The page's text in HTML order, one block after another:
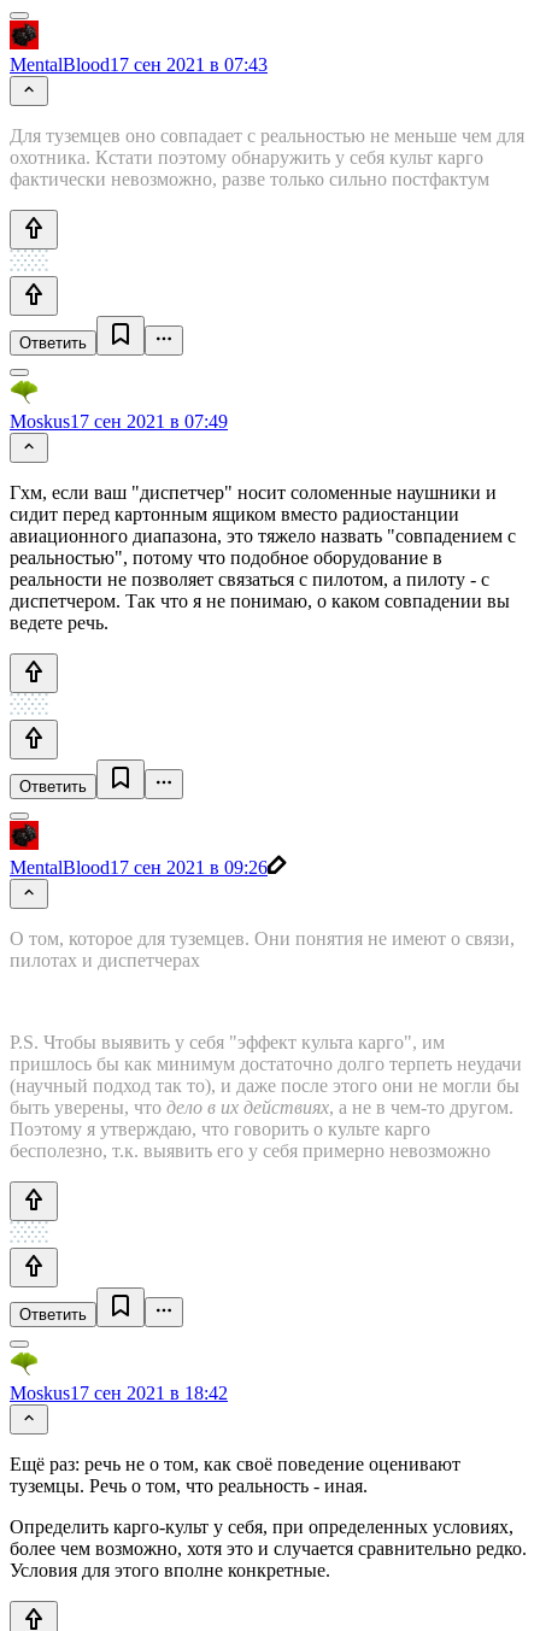
MentalBlood17 сен 2021 в 07:43
Для туземцев оно совпадает с реальностью не меньше чем для
охотника. Кстати поэтому обнаружить у себя культ карго
фактически невозможно, разве только сильно постфактум
Ответить
Moskus17 сен 2021 в 07:49
Гхм, если ваш "диспетчер" носит соломенные наушники и
сидит перед картонным ящиком вместо радиостанции
авиационного диапазона, это тяжело назвать "совпадением с
реальностью", потому что подобное оборудование в
реальности не позволяет связаться с пилотом, а пилоту - с
диспетчером. Так что я не понимаю, о каком совпадении вы
ведете речь.
Ответить
MentalBlood17 сен 2021 в 09:26
О том, которое для туземцев. Они понятия не имеют о связи,
пилотах и диспетчерах
P.S. Чтобы выявить у себя "эффект культа карго", им
пришлось бы как минимум достаточно долго терпеть неудачи
(научный подход так то), и даже после этого они не могли бы
быть уверены, что дело в их действиях, а не в чем-то другом.
Поэтому я утверждаю, что говорить о культе карго
бесполезно, т.к. выявить его у себя примерно невозможно
Ответить
Moskus17 сен 2021 в 18:42
Ещё раз: речь не о том, как своё поведение оценивают
туземцы. Речь о том, что реальность - иная.
Определить карго-культ у себя, при определенных условиях,
более чем возможно, хотя это и случается сравнительно редко.
Условия для этого вполне конкретные.